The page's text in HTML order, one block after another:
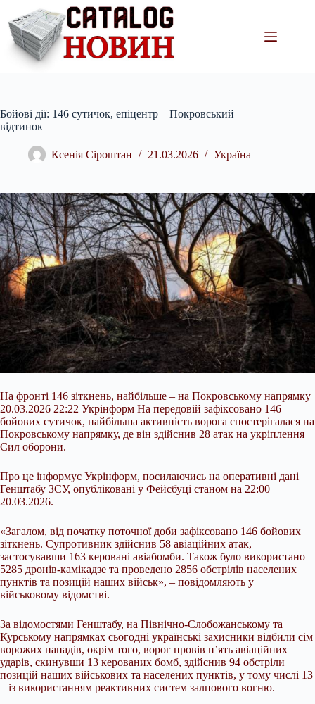
вмісту
Бойові дії: 146 сутичок, епіцентр – Покровський
відтинок
Ксенія Сіроштан 21.03.2026 Україна
На фронті 146 зіткнень, найбільше – на Покровському напрямку
20.03.2026 22:22 Укрінформ На передовій зафіксовано 146
бойових сутичок, найбільша активність ворога спостерігалася на
Покровському напрямку, де він здійснив 28 атак на укріплення
Сил оборони.
Про це інформує Укрінформ, посилаючись на оперативні дані
Генштабу ЗСУ, опубліковані у Фейсбуці станом на 22:00
20.03.2026.
«Загалом, від початку поточної доби зафіксовано 146 бойових
зіткнень. Супротивник здійснив 58 авіаційних атак,
застосувавши 163 керовані авіабомби. Також було використано
5285 дронів-камікадзе та проведено 2856 обстрілів населених
пунктів та позицій наших військ», – повідомляють у
військовому відомстві.
За відомостями Генштабу, на Північно-Слобожанському та
Курському напрямках сьогодні українські захисники відбили сім
ворожих нападів, окрім того, ворог провів п’ять авіаційних
ударів, скинувши 13 керованих бомб, здійснив 94 обстріли
позицій наших військових та населених пунктів, у тому числі 13
– із використанням реактивних систем залпового вогню.